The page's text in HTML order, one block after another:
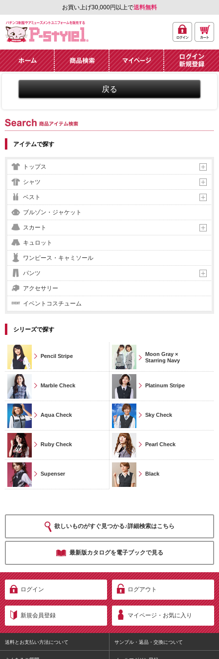
お買い上げ30,000円以上で送料無料
ーズメントユニフォー
ム通販「P-style 1」.
イン
ト
商品アイテム検索
アイテムで探す
トップス
シャツ
ベスト
ブルゾン・ジャケット
スカート
キュロット
ワンピース・キャミソール
パンツ
アクセサリー
イベントコスチューム
シリーズで探す
Pencil Stripe
Moon Gray ×
Starring Navy
Marble Check Platinum Stripe
Aqua Check Sky Check
Ruby Check Pearl Check
Supenser Black
欲しいものがすぐ見つかる♪詳細検索はこちら
最新版カタログを電子ブックで見る
ログイン ログアウト
新規会員登録 マイページ・お気に入り
送料とお支払い方法について サンプル・返品・交換について